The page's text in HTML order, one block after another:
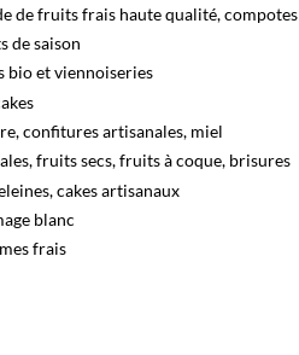
de fruits frais haute qualité, compotes
de saison
bio et viennoiseries
confitures artisanales, miel
fruits secs, fruits à coque, brisures
cakes artisanaux
blanc
frais